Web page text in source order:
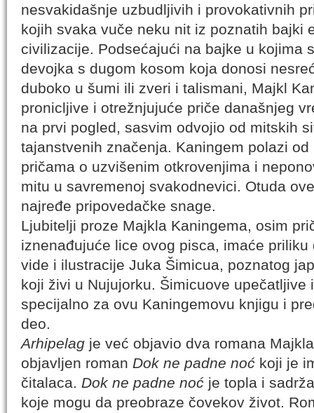
nesvakidašnje uzbudljivih i provokativnih
kojih svaka vuče neku nit iz poznatih bajki
civilizacije. Podsećajući na bajke u kojima
devojka s dugom kosom koja donosi
duboko u šumi ili zveri i talismani, Majkl
pronicljive i otrežnjujuće priče današnjeg
na prvi pogled, sasvim odvojio od mitskih
tajanstvenih značenja. Kaningem polazi
pričama o uzvišenim otkrovenjima i
mitu u savremenoj svakodnevici. Otuda
najređe pripovedačke snage.
Ljubitelji proze Majkla Kaningema, osim
iznenađujuće lice ovog pisca, imaće
vide i ilustracije Juka Šimicua, poznatog
koji živi u Nujujorku. Šimicuove upečatljive
specijalno za ovu Kaningemovu knjigu i
deo.
Arhipelag je već objavio dva romana
objavljen roman Dok ne padne noć koji je
čitalaca. Dok ne padne noć je topla i
koje mogu da preobraze čovekov život.